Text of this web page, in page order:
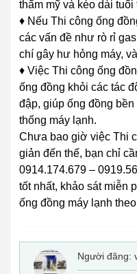
thẩm mỹ và kéo dài tuổi
♦ Nếu Thi công ống
các vấn đề như rò rỉ
chí gây hư hỏng máy,
♦ Việc Thi công ống
ống đồng khỏi các tác
đập, giúp ống đồng
thống máy lạnh.
Chưa bao giờ việc Thi
giản đến thế, bạn chỉ
0914.174.679 –
tốt nhất, khảo sát miễn
ống đồng máy lạnh
Người đăng: